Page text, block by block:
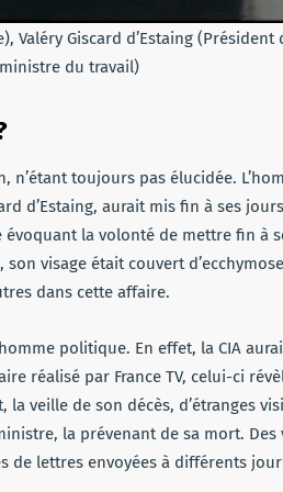
Valéry Giscard d’Estaing
du travail)
n’étant toujours pas élucidée.
d’Estaing, aurait mis fin à ses
la volonté de mettre fin à
visage était couvert
dans cette affaire.
politique. En effet, la CIA
réalisé par France TV, celui-ci
veille de son décès, d’étranges
la prévenant de sa mort. Des
de lettres envoyées à différents